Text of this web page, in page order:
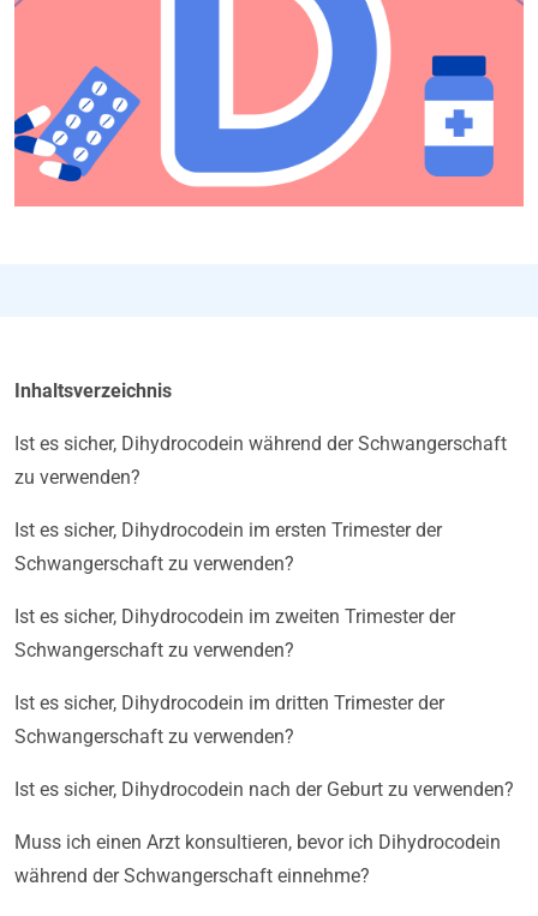
Inhaltsverzeichnis
Ist es sicher, Dihydrocodein während der Schwangerschaft
zu verwenden?
Ist es sicher, Dihydrocodein im ersten Trimester der
Schwangerschaft zu verwenden?
Ist es sicher, Dihydrocodein im zweiten Trimester der
Schwangerschaft zu verwenden?
Ist es sicher, Dihydrocodein im dritten Trimester der
Schwangerschaft zu verwenden?
Ist es sicher, Dihydrocodein nach der Geburt zu verwenden?
Muss ich einen Arzt konsultieren, bevor ich Dihydrocodein
während der Schwangerschaft einnehme?